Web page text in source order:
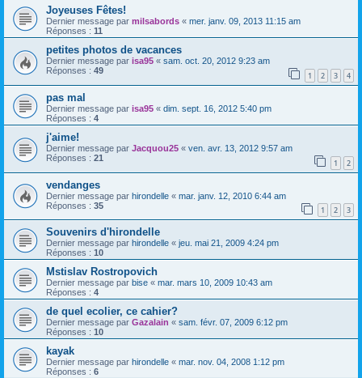
Joyeuses Fêtes!
Dernier message par milsabords « mer. janv. 09, 2013 11:15 am
Réponses : 11
petites photos de vacances
Dernier message par isa95 « sam. oct. 20, 2012 9:23 am
Réponses : 49 1 2 3 4
pas mal
Dernier message par isa95 « dim. sept. 16, 2012 5:40 pm
Réponses : 4
j'aime!
Dernier message par Jacquou25 « ven. avr. 13, 2012 9:57 am
Réponses : 21 1 2
vendanges
Dernier message par hirondelle « mar. janv. 12, 2010 6:44 am
Réponses : 35 1 2 3
Souvenirs d'hirondelle
Dernier message par hirondelle « jeu. mai 21, 2009 4:24 pm
Réponses : 10
Mstislav Rostropovich
Dernier message par bise « mar. mars 10, 2009 10:43 am
Réponses : 4
de quel ecolier, ce cahier?
Dernier message par Gazalain « sam. févr. 07, 2009 6:12 pm
Réponses : 10
kayak
Dernier message par hirondelle « mar. nov. 04, 2008 1:12 pm
Réponses : 6